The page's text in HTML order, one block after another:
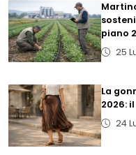
piano
25
La
2026:
24